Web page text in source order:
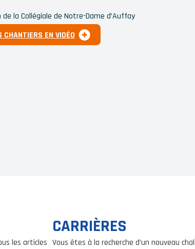
la Collégiale de Notre-Dame d’Auffay
CHANTIERS EN VIDÉO
les articles
CARRIÈRES
Vous êtes à la recherche d’un nouveau